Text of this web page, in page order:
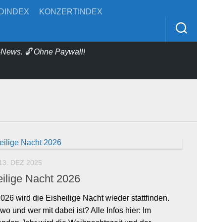
KONZERTINDEX
🔓 Ohne Paywall!
DEZ 2025
Nacht 2026
wird die Eisheilige Nacht wieder stattfinden.
und wer mit dabei ist? Alle Infos hier: Im